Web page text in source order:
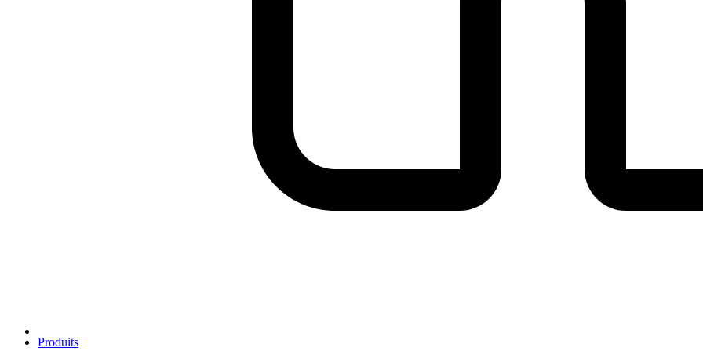
Produits